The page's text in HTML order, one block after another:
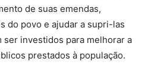
de suas emendas,
do povo e ajudar a supri-las
investidos para melhorar a
prestados à população.